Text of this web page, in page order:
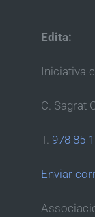
Edita:
Iniciativa
C. Sagrat
T. 978 85
Enviar